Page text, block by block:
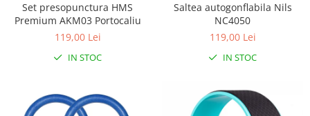
Set presopunctura HMS
Premium AKM03 Portocaliu
119,00 Lei
IN STOC
Saltea autogonflabila Nils
NC4050
119,00 Lei
IN STOC